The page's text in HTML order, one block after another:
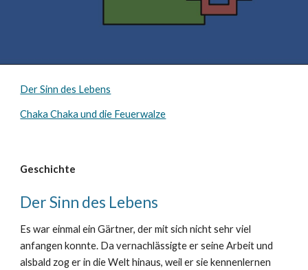
Der Sinn des Lebens
Chaka Chaka und die Feuerwalze
Geschichte
Der Sinn des Lebens
Es war einmal ein Gärtner, der mit sich nicht sehr viel
anfangen konnte. Da vernachlässigte er seine Arbeit und
alsbald zog er in die Welt hinaus, weil er sie kennenlernen